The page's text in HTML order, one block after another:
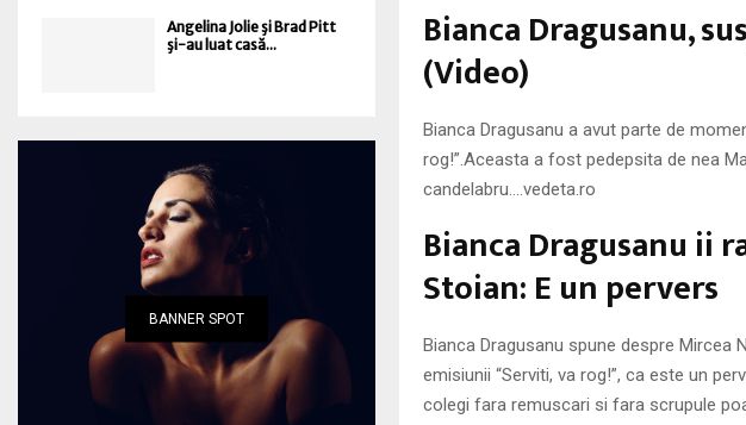
Bianca Dragusanu,
(Video)
Bianca Dragusanu a avut parte de
rog!”.Aceasta a fost pedepsita de nea
candelabru….vedeta.ro
Bianca Dragusanu ii
Stoian: E un pervers
Bianca Dragusanu spune despre Mircea
emisiunii “Serviti, va rog!”, ca este un
colegi fara remuscari si fara scrupule
Angelina Jolie şi Brad Pitt
şi-au luat casă...
BANNER SPOT